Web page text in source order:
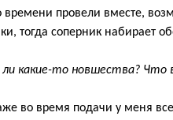
провели вместе,
тогда соперник набирает
какие-то новшества? Что
во время подачи у меня